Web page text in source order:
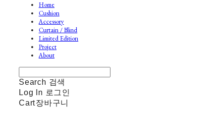
Home
Cushion
Accessory
Curtain / Blind
Limited Edition
Project
About
Search 검색
Log In 로그인
Cart장바구니